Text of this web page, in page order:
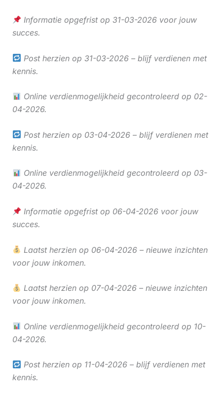
Informatie opgefrist op 31-03-2026 voor jouw
succes.
Post herzien op 31-03-2026 – blijf verdienen met
kennis.
Online verdienmogelijkheid gecontroleerd op 02-
04-2026.
Post herzien op 03-04-2026 – blijf verdienen met
kennis.
Online verdienmogelijkheid gecontroleerd op 03-
04-2026.
Informatie opgefrist op 06-04-2026 voor jouw
succes.
Laatst herzien op 06-04-2026 – nieuwe inzichten
voor jouw inkomen.
Laatst herzien op 07-04-2026 – nieuwe inzichten
voor jouw inkomen.
Online verdienmogelijkheid gecontroleerd op 10-
04-2026.
Post herzien op 11-04-2026 – blijf verdienen met
kennis.